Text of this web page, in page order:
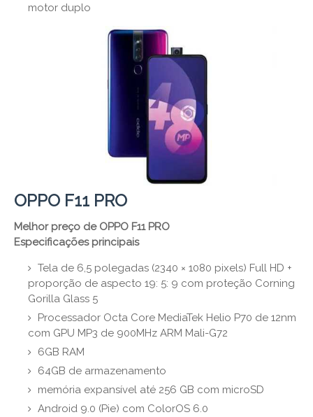
motor duplo
OPPO F11 PRO
Melhor preço de OPPO F11 PRO
Especificações principais
Tela de 6,5 polegadas (2340 × 1080 pixels) Full HD +
proporção de aspecto 19: 5: 9 com proteção Corning
Gorilla Glass 5
Processador Octa Core MediaTek Helio P70 de 12nm
com GPU MP3 de 900MHz ARM Mali-G72
6GB RAM
64GB de armazenamento
memória expansível até 256 GB com microSD
Android 9.0 (Pie) com ColorOS 6.0